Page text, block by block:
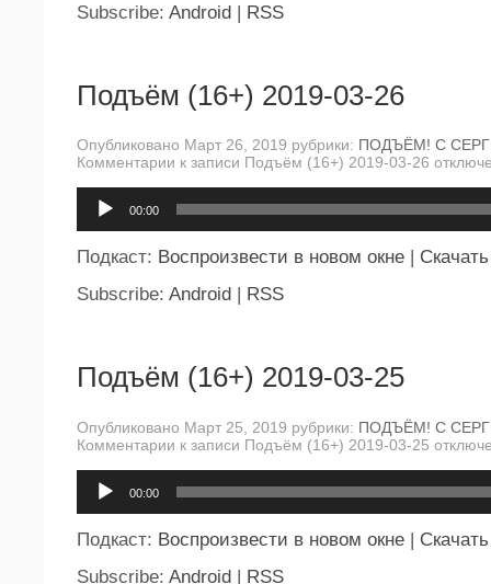
Subscribe: Android | RSS
Подъём (16+) 2019-03-26
Опубликовано Март 26, 2019 рубрики: ПОДЪЁМ! С
Комментарии к записи Подъём (16+) 2019-03-26
00:00
Подкаст: Воспроизвести в новом окне
Скачать
Subscribe: Android RSS
Подъём (16+) 2019-03-25
Опубликовано Март 25, 2019 рубрики: ПОДЪЁМ! С
Комментарии к записи Подъём (16+) 2019-03-25
00:00
Подкаст: Воспроизвести в новом окне | Скачать
Subscribe: Android | RSS